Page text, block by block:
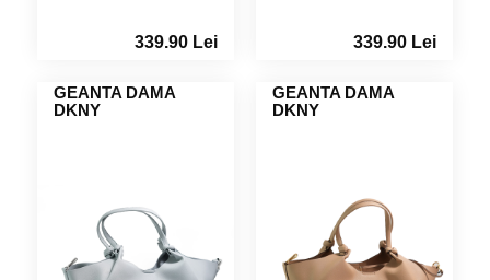
339.90 Lei 339.90 Lei
GEANTA DAMA
DKNY
GEANTA DAMA
DKNY